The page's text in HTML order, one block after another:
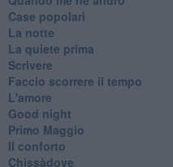
Case popolari
La notte
La quiete prima
Scrivere
Faccio scorrere il tempo
L'amore
Good night
Primo Maggio
Il conforto
Chissàdove